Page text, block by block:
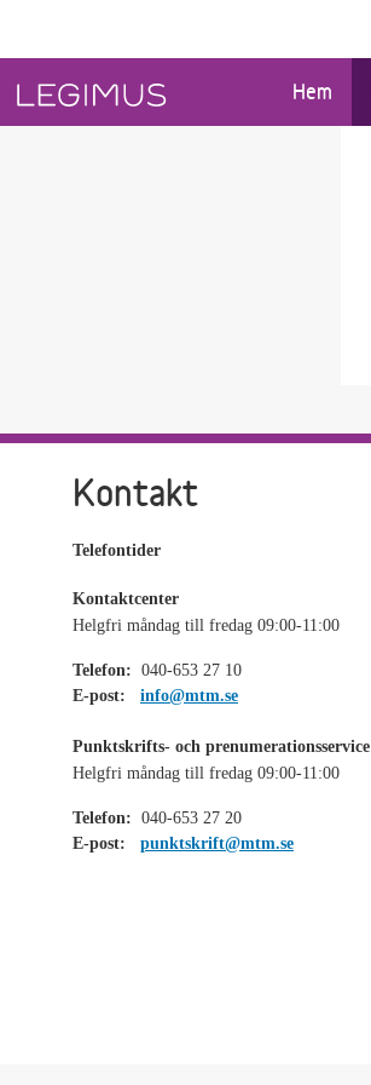
Hem
Kontakt
Telefontider
Kontaktcenter
Helgfri måndag till fredag 09:00-11:00
Telefon: 040-653 27 10
E-post:
info@mtm.se
Punktskrifts- och prenumerationsservice
Helgfri måndag till fredag 09:00-11:00
Telefon: 040-653 27 20
E-post:
punktskrift@mtm.se